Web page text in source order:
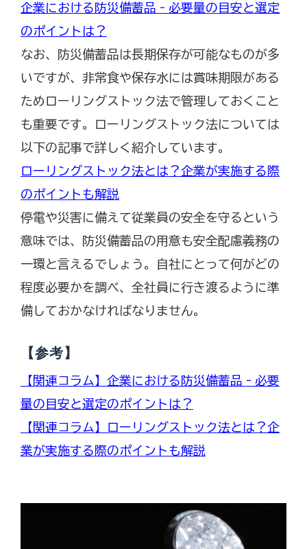
企業における防災備蓄品‐必要量の目安と選定
のポイントは？
なお、防災備蓄品は長期保存が可能なものが多
いですが、非常食や保存水には賞味期限がある
ためローリングストック法で管理しておくこと
も重要です。ローリングストック法については
以下の記事で詳しく紹介しています。
ローリングストック法とは？企業が実施する際
のポイントも解説
停電や災害に備えて従業員の安全を守るという
意味では、防災備蓄品の用意も安全配慮義務の
一環と言えるでしょう。自社にとって何がどの
程度必要かを調べ、全社員に行き渡るように準
備しておかなければなりません。
【参考】
【関連コラム】企業における防災備蓄品‐必要
量の目安と選定のポイントは？
【関連コラム】ローリングストック法とは？企
業が実施する際のポイントも解説